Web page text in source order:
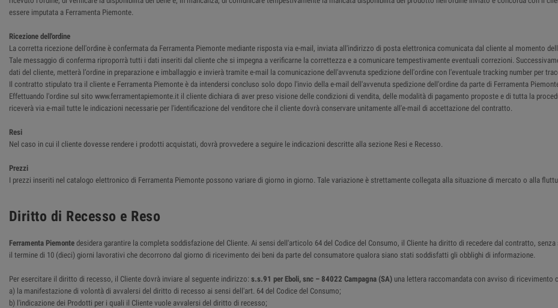
essere imputata a Ferramenta Piemonte.
Ricezione dell'ordine
La corretta ricezione dell'ordine è confermata da Ferramenta Piemonte mediante risposta via e-mail, inviata all'indirizzo di posta elettronica comunicata dal cliente al momento
Tale messaggio di conferma riproporrà tutti i dati inseriti dal cliente che si impegna a verificarne la correttezza e a comunicare tempestivamente eventuali correzioni.
dati del cliente, metterà l’ordine in preparazione e imballaggio e invierà tramite e-mail la comunicazione dell'avvenuta spedizione dell'ordine con l'eventuale tracking number per
Il contratto stipulato tra il cliente e Ferramenta Piemonte è da intendersi concluso solo dopo l'invio della e-mail dell'avvenuta spedizione dell'ordine da parte di Ferramenta
Effettuando l'ordine sul sito www.ferramentapiemonte.it il cliente dichiara di aver preso visione delle condizioni di vendita, delle modalità di pagamento proposte e di tutta la
riceverà via e-mail tutte le indicazioni necessarie per l'identificazione del venditore che il cliente dovrà conservare unitamente all'e-mail di accettazione del contratto.
Resi
Nel caso in cui il cliente dovesse rendere i prodotti acquistati, dovrà provvedere a seguire le indicazioni descritte alla sezione Resi e Recesso.
Prezzi
I prezzi inseriti nel catalogo elettronico di Ferramenta Piemonte possono variare di giorno in giorno. Tale variazione è strettamente collegata alla situazione di mercato o alla
Diritto di Recesso e Reso
Ferramenta Piemonte desidera garantire la completa soddisfazione del Cliente. Ai sensi dell'articolo 64 del Codice del Consumo, il Cliente ha diritto di recedere dal contratto,
il termine di 10 (dieci) giorni lavorativi che decorrono dal giorno di ricevimento dei beni da parte del consumatore qualora siano stati soddisfatti gli obblighi di informazione.
Per esercitare il diritto di recesso, il Cliente dovrà inviare al seguente indirizzo: s.s.91 per Eboli, snc – 84022 Campagna (SA) una lettera raccomandata con avviso di ricevimento
a) la manifestazione di volontà di avvalersi del diritto di recesso ai sensi dell'art. 64 del Codice del Consumo;
b) l'indicazione dei Prodotti per i quali il Cliente vuole avvalersi del diritto di recesso;